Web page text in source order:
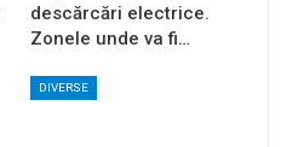
descărcări electrice.
Zonele unde va fi…
DIVERSE